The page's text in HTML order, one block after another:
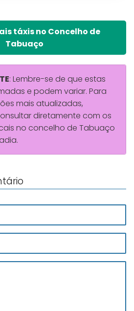
táxis no Concelho de
Tabuaço
: Lembre-se de que estas
e podem variar. Para
mais atualizadas,
diretamente com os
no concelho de Tabuaço